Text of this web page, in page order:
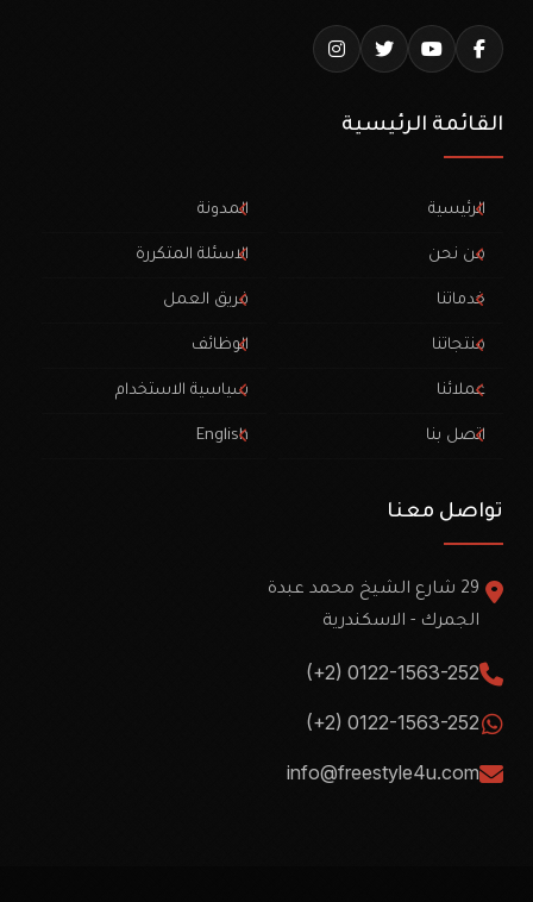
القائمة الرئيسية
الرئيسية
من نحن
خدماتنا
منتجاتنا
عملائنا
اتصل بنا
المدونة
الاسئلة المتكررة
فريق العمل
الوظائف
سياسية الاستخدام
English
تواصل معنا
29 شارع الشيخ محمد عبدة
الجمرك - الاسكندرية
(+2) 0122-1563-252
(+2) 0122-1563-252
info@freestyle4u.com